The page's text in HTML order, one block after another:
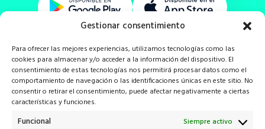
Gestionar consentimiento
Para ofrecer las mejores experiencias, utilizamos tecnologías como las
cookies para almacenar y/o acceder a la información del dispositivo. El
consentimiento de estas tecnologías nos permitirá procesar datos como el
comportamiento de navegación o las identificaciones únicas en este sitio. No
consentir o retirar el consentimiento, puede afectar negativamente a ciertas
características y funciones.
Funcional Siempre activo
Veiko* es la solución tecnológica que potencia a cada uno
de los actores en el proceso de remarketing V.O.